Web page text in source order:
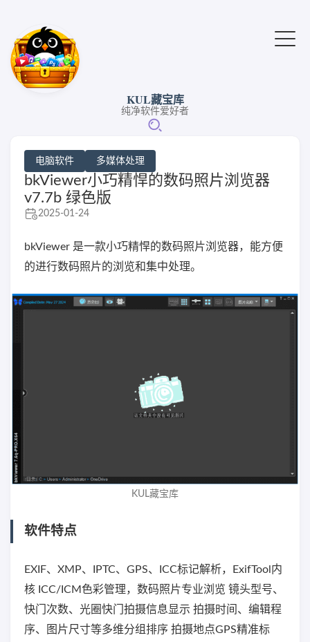
KUL藏宝库
纯净软件爱好者
电脑软件 多媒体处理
bkViewer小巧精悍的数码照片浏览器
v7.7b 绿色版
2025-01-24
bkViewer 是一款小巧精悍的数码照片浏览器，能方便
的进行数码照片的浏览和集中处理。
KUL藏宝库
软件特点
EXIF、XMP、IPTC、GPS、ICC标记解析，ExifTool内
核 ICC/ICM色彩管理，数码照片专业浏览 镜头型号、
快门次数、光圈快门拍摄信息显示 拍摄时间、编辑程
序、图片尺寸等多维分组排序 拍摄地点GPS精准标